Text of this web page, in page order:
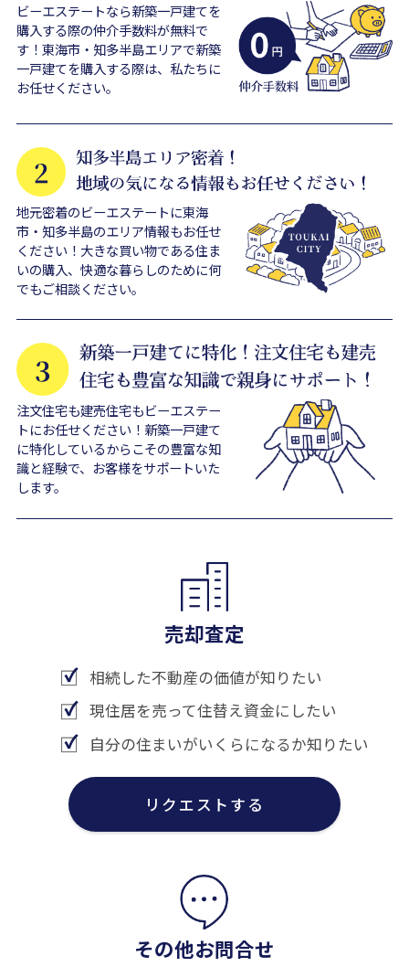
ビーエステートなら新築一戸建てを
購入する際の仲介手数料が無料で
す！東海市・知多半島エリアで新築
一戸建てを購入する際は、私たちに
お任せください。
地元密着のビーエステートに東海
市・知多半島のエリア情報もお任せ
ください！大きな買い物である住ま
いの購入、快適な暮らしのために何
でもご相談ください。
注文住宅も建売住宅もビーエステー
トにお任せください！新築一戸建て
に特化しているからこその豊富な知
識と経験で、お客様をサポートいた
します。
売却査定
相続した不動産の価値が知りたい
現住居を売って住替え資金にしたい
自分の住まいがいくらになるか知りたい
リクエストする
その他お問合せ